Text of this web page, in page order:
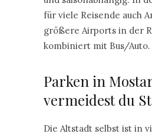
für viele Reisende auch
größere Airports in der
kombiniert mit Bus/Auto.
Parken in
vermeidest du
Die Altstadt selbst ist in